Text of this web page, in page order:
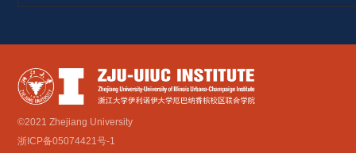
©2021 Zhejiang University
浙ICP备05074421号-1